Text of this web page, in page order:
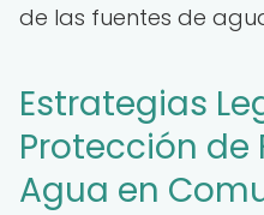
de las fuentes de
Estrategias
Protección de
Agua en